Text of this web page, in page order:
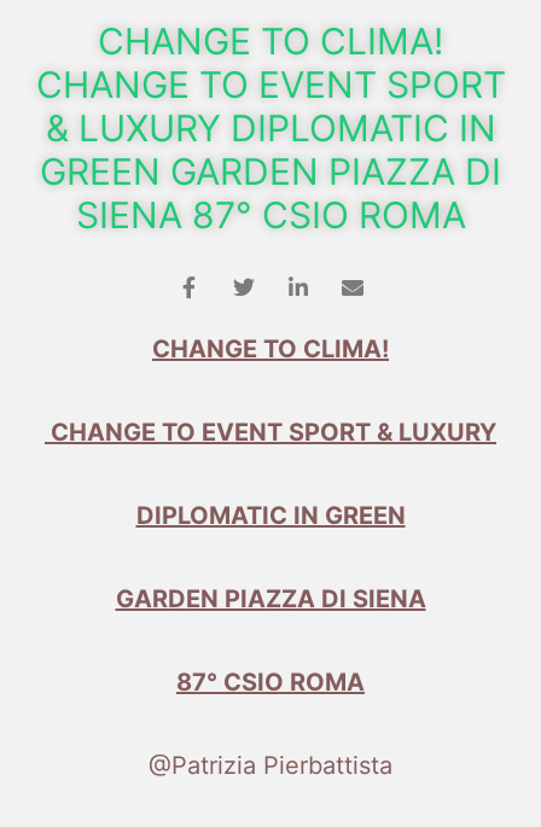
CHANGE TO CLIMA!
CHANGE TO EVENT SPORT
& LUXURY DIPLOMATIC IN
GREEN GARDEN PIAZZA DI
SIENA 87° CSIO ROMA
CHANGE TO CLIMA!
CHANGE TO EVENT SPORT & LUXURY
DIPLOMATIC IN GREEN
GARDEN PIAZZA DI SIENA
87° CSIO ROMA
@Patrizia Pierbattista